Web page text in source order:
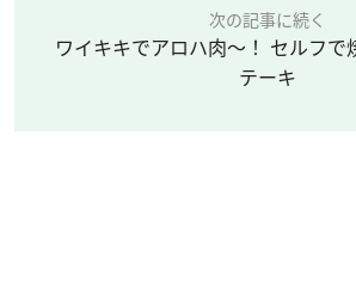
次の記事に続く
ワイキキでアロハ肉～！ セルフで
テーキ